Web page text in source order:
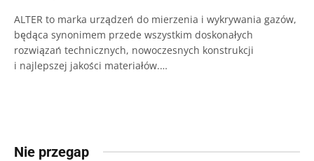
ALTER to marka urządzeń do mierzenia i wykrywania gazów,
będąca synonimem przede wszystkim doskonałych
rozwiązań technicznych, nowoczesnych konstrukcji
i najlepszej jakości materiałów.…
Nie przegap